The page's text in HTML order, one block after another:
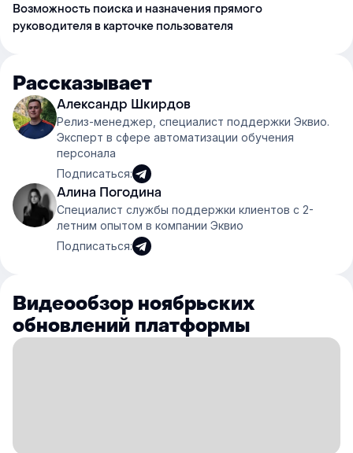
Возможность поиска и назначения прямого
руководителя в карточке пользователя
Рассказывает
Александр Шкирдов
Релиз-менеджер, специалист поддержки Эквио.
Эксперт в сфере автоматизации обучения
персонала
Подписаться:
Алина Погодина
Специалист службы поддержки клиентов с 2-
летним опытом в компании Эквио
Подписаться:
Видеообзор ноябрьских
обновлений платформы